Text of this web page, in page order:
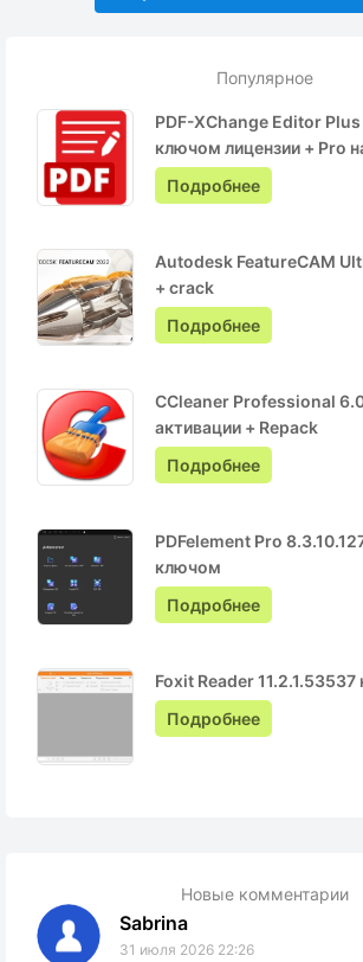
Популярное
PDF-XChange Editor
ключом лицензии + Pro
Подробнее
Autodesk FeatureCAM
+ crack
Подробнее
CCleaner Professional
активации + Repack
Подробнее
PDFelement Pro
ключом
Подробнее
Foxit Reader
Подробнее
Новые комментарии
Sabrina
31 июля 2026 22:26